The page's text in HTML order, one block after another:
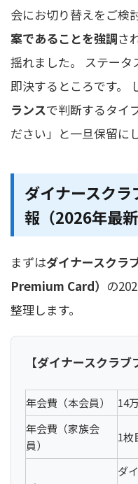
会にお切り替えをご検
案であることを強調さ
揺れました。 ステータ
即決するところです。
ランスで判断するタイ
ださい」と一旦保留に
ダイナースク
報（2026年最新
まずはダイナースクラ
Premium Card） の
整理します。
【ダイナースクラブ
年会費（本会員）
14
年会費（家族会
員）
1枚
ダ